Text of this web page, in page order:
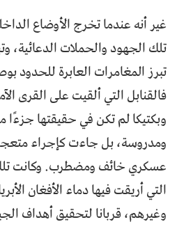
غير أنه عندما تخرج الأوضاع
تلك الجهود والحملات الدعائية،
تبرز المغامرات العابرة للحدود
فالقنابل التي ألقيت على القرى
وبكتيكا لم تكن في حقيقتها
ومدروسة، بل جاءت كإجراء
عسكري خائف ومضطرب. وكانت تلك
التي أريقت فيها دماء الأفغان
وغيرهم، قربانا لتحقيق أهداف